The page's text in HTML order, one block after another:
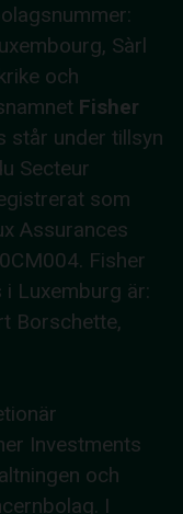
Sàrl
och
Fisher
står under tillsyn
Secteur
som
Assurances
Fisher
Luxemburg är:
Borschette,
Investments
och
I